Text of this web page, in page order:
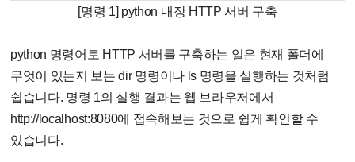
[명령 1] python 내장 HTTP 서버 구축
python 명령어로 HTTP 서버를 구축하는 일은 현재 폴더에
무엇이 있는지 보는 dir 명령이나 ls 명령을 실행하는 것처럼
쉽습니다. 명령 1의 실행 결과는 웹 브라우저에서
http://localhost:8080에 접속해보는 것으로 쉽게 확인할 수
있습니다.